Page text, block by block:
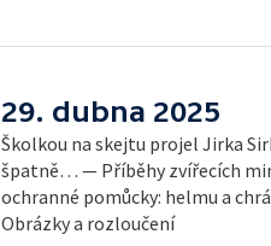
29. dubna 2025
Školkou na skejtu projel Jirka
špatně… — Příběhy zvířecích
ochranné pomůcky: helmu a
Obrázky a rozloučení